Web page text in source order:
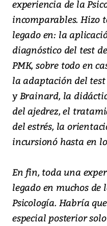
experiencia de la
incomparables. Hizo
legado en: la
diagnóstico del test
PMK, sobre todo en
la adaptación del
y Brainard, la
del ajedrez, el
del estrés, la
incursionó hasta en
En fin, toda una
legado en muchos de
Psicología. Habría
especial posterior